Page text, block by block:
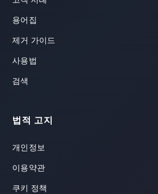
용어집
제거 가이드
사용법
검색
법적 고지
개인정보
이용약관
쿠키 정책